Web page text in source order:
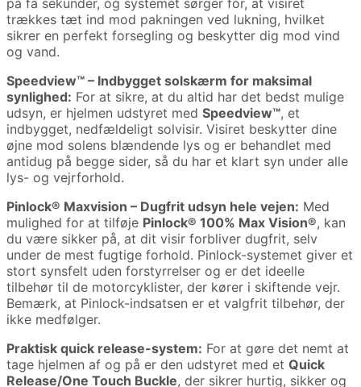
på få sekunder, og systemet sørger for, at visiret
trækkes tæt ind mod pakningen ved lukning, hvilket
sikrer en perfekt forsegling og beskytter dig mod vind
og vand.
Speedview™ – Indbygget solskærm for maksimal
synlighed: For at sikre, at du altid har det bedst mulige
udsyn, er hjelmen udstyret med Speedview™, et
indbygget, nedfældeligt solvisir. Visiret beskytter dine
øjne mod solens blændende lys og er behandlet med
antidug på begge sider, så du har et klart syn under alle
lys- og vejrforhold.
Pinlock® Maxvision – Dugfrit udsyn hele vejen: Med
mulighed for at tilføje Pinlock® 100% Max Vision®, kan
du være sikker på, at dit visir forbliver dugfrit, selv
under de mest fugtige forhold. Pinlock-systemet giver et
stort synsfelt uden forstyrrelser og er det ideelle
tilbehør til de motorcyklister, der kører i skiftende vejr.
Bemærk, at Pinlock-indsatsen er et valgfrit tilbehør, der
ikke medfølger.
Praktisk quick release-system: For at gøre det nemt at
tage hjelmen af og på er den udstyret med et Quick
Release/One Touch Buckle, der sikrer hurtig, sikker og